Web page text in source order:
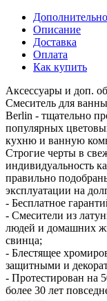
Дополнительно
Описание
Доставка
Оплата
Как купить
Аксессуары и доп.
Смеситель для
Berlin - тщательно
популярных
кухню и ванную
Строгие черты в
индивидуальность
правильно
эксплуатации на
- Бесплатное
- Смесители из
людей и домашних
свинца;
- Блестящее
защитными и
- Протестирован на
более 30 лет